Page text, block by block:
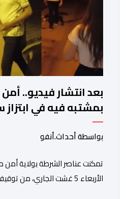
بعد انتشار فيديو..
بمشتبه فيه في ابتزاز
بواسطة أحداث.أنفو
تمكنت عناصر الشرطة بولاية أمن
الأربعاء 5 غشت الجاري،